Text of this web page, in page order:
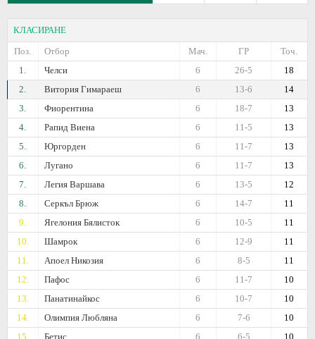
КЛАСИРАНЕ
Поз.
Отбор Точ.
ГР
Мач.
1.
Челси 18
26-5
6
2.
Витория Гимараеш 14
13-6
6
3.
Фиорентина 13
18-7
6
4.
Рапид Виена 13
11-5
6
5.
Юргорден 13
11-7
6
6.
Лугано 13
11-7
6
7.
Легия Варшава 12
13-5
6
8.
Серкъл Брюж 11
14-7
6
9.
Ягелония Бялисток 11
10-5
6
10.
Шамрок 11
12-9
6
11.
Апоел Никозия 11
8-5
6
12.
Пафос 10
11-7
6
13.
Панатинайкос 10
10-7
6
14.
Олимпия Любляна 10
7-6
6
15.
Бетис 10
6-5
6